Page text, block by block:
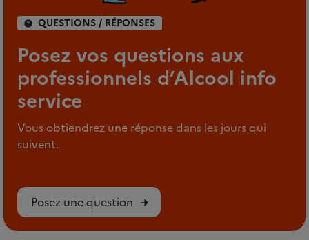
QUESTIONS / RÉPONSES
Posez vos questions aux
professionnels d’Alcool info
service
Vous obtiendrez une réponse dans les jours qui
suivent.
Posez une question